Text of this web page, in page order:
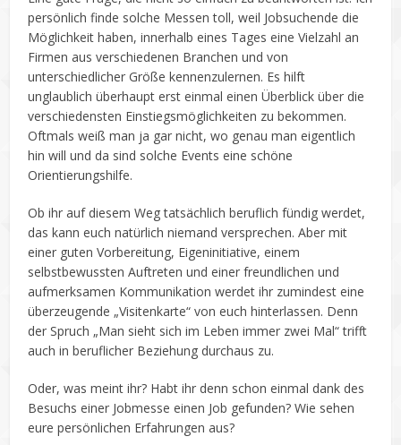
persönlich finde solche Messen toll, weil Jobsuchende die
Möglichkeit haben, innerhalb eines Tages eine Vielzahl an
Firmen aus verschiedenen Branchen und von
unterschiedlicher Größe kennenzulernen. Es hilft
unglaublich überhaupt erst einmal einen Überblick über die
verschiedensten Einstiegsmöglichkeiten zu bekommen.
Oftmals weiß man ja gar nicht, wo genau man eigentlich
hin will und da sind solche Events eine schöne
Orientierungshilfe.
Ob ihr auf diesem Weg tatsächlich beruflich fündig werdet,
das kann euch natürlich niemand versprechen. Aber mit
einer guten Vorbereitung, Eigeninitiative, einem
selbstbewussten Auftreten und einer freundlichen und
aufmerksamen Kommunikation werdet ihr zumindest eine
überzeugende „Visitenkarte“ von euch hinterlassen. Denn
der Spruch „Man sieht sich im Leben immer zwei Mal“ trifft
auch in beruflicher Beziehung durchaus zu.
Oder, was meint ihr? Habt ihr denn schon einmal dank des
Besuchs einer Jobmesse einen Job gefunden? Wie sehen
eure persönlichen Erfahrungen aus?